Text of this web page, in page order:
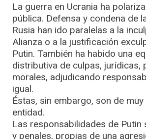
La guerra en Ucrania ha
pública. Defensa y condena de
Rusia han ido paralelas a la
Alianza o a la justificación
Putin. También ha habido una
distributiva de culpas, jurídicas,
morales, adjudicando
igual.
Éstas, sin embargo, son de
entidad.
Las responsabilidades de Putin
y penales, propias de una